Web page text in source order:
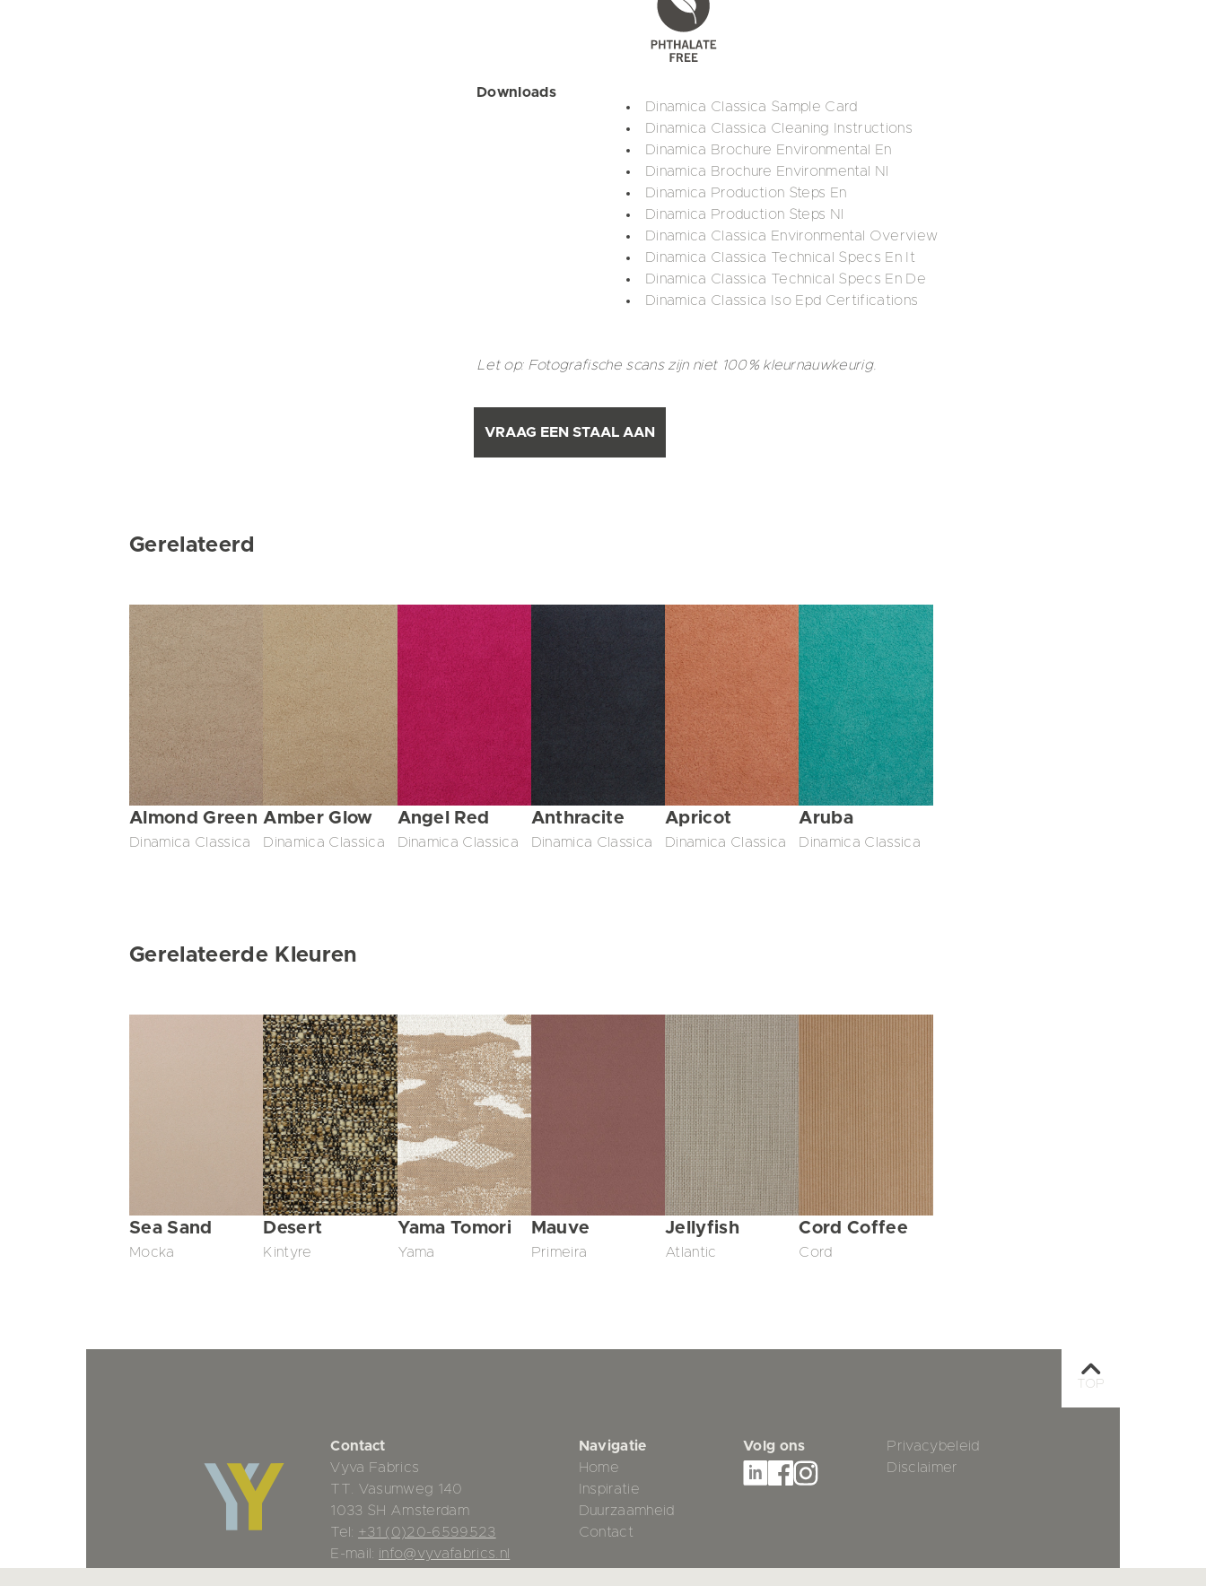
Downloads
Dinamica Classica Sample Card
Dinamica Classica Cleaning Instructions
Dinamica Brochure Environmental En
Dinamica Brochure Environmental Nl
Dinamica Production Steps En
Dinamica Production Steps Nl
Dinamica Classica Environmental Overview
Dinamica Classica Technical Specs En It
Dinamica Classica Technical Specs En De
Dinamica Classica Iso Epd Certifications
Let op: Fotografische scans zijn niet 100% kleurnauwkeurig.
VRAAG EEN STAAL AAN
Gerelateerd
Almond Green
Dinamica Classica
Amber Glow
Dinamica Classica
Angel Red
Dinamica Classica
Anthracite
Dinamica Classica
Apricot
Dinamica Classica
Aruba
Dinamica Classica
Gerelateerde Kleuren
Sea Sand
Mocka
Desert
Kintyre
Yama Tomori
Yama
Mauve
Primeira
Jellyfish
Atlantic
Cord Coffee
Cord
Contact
Vyva Fabrics
TT. Vasumweg 140
1033 SH Amsterdam
Tel: +31 (0)20-6599523
E-mail: info@vyvafabrics.nl
Navigatie
Home
Inspiratie
Duurzaamheid
Contact
Volg ons
Privacybeleid
Disclaimer
TOP